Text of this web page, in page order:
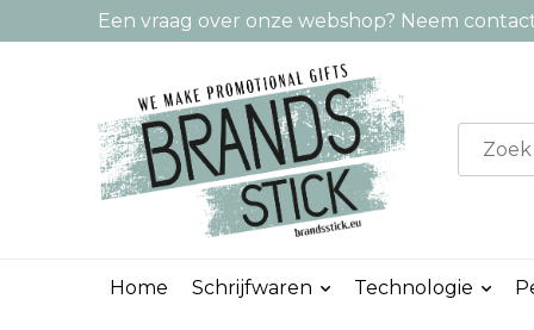
Een vraag over onze webshop? Neem
Home Schrijfwaren Technologie